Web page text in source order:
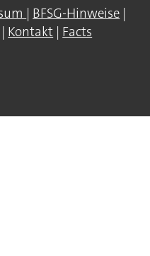
| BFSG-Hinweise |
| Kontakt | Facts